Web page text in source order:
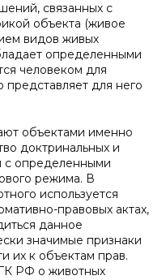
связанных с
объекта (живое
видов живых
определенными
человеком для
представляет для него
объектами именно
доктринальных и
с определенными
режима. В
используется
правовых актах,
данное
значимые признаки
их к объектам прав.
РФ о животных